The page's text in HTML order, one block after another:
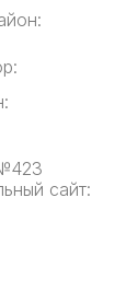
сайт: